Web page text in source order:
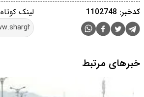
لینک کوتاه کدخبر: 1102748
خبرهای مرتبط